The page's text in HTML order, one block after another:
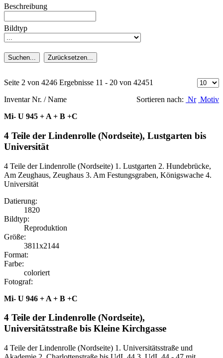
Beschreibung
Bildtyp
Suchen... Zurücksetzen...
Seite 2 von 4246 Ergebnisse 11 - 20 von 42451
Inventar Nr. / Name
Sortieren nach: Nr Motiv
Mi- U 945 + A + B +C
4 Teile der Lindenrolle (Nordseite), Lustgarten bis
Universität
4 Teile der Lindenrolle (Nordseite) 1. Lustgarten 2. Hundebrücke,
Am Zeughaus, Zeughaus 3. Am Festungsgraben, Königswache 4.
Universität
Datierung:
1820
Bildtyp:
Reproduktion
Größe:
3811x2144
Format:
Farbe:
coloriert
Fotograf:
Mi- U 946 + A + B +C
4 Teile der Lindenrolle (Nordseite),
Universitätsstraße bis Kleine Kirchgasse
4 Teile der Lindenrolle (Nordseite) 1. Universitätsstraße und